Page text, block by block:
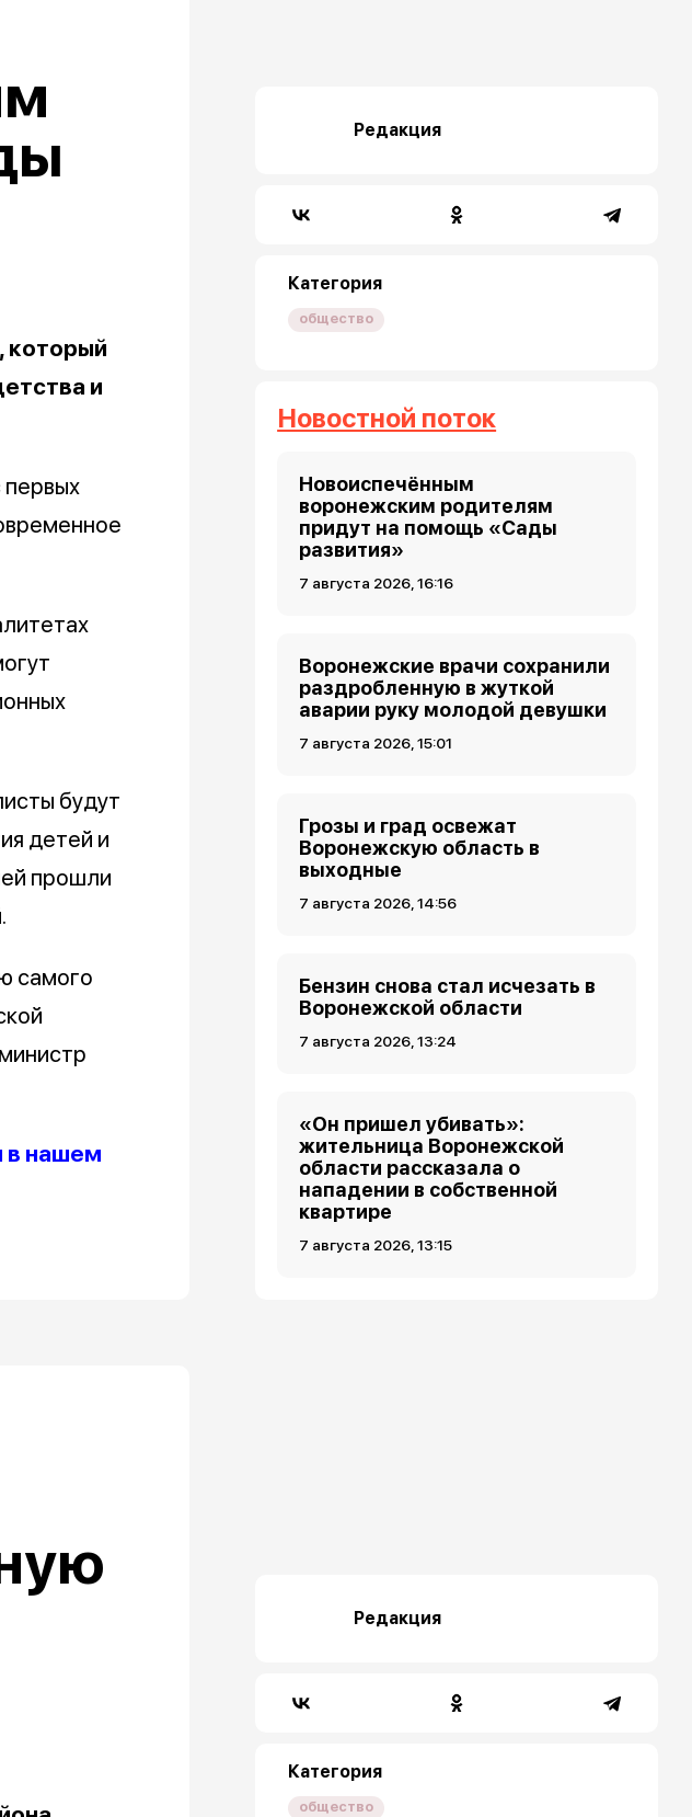
который
и
будут
детей и
прошли
самого
в нашем
Редакция
Категория
общество
Новостной поток
Новоиспечённым
воронежским родителям
придут на помощь «Сады
развития»
7 августа 2026, 16:16
Воронежские врачи сохранили
раздробленную в жуткой
аварии руку молодой девушки
7 августа 2026, 15:01
Грозы и град освежат
Воронежскую область в
выходные
7 августа 2026, 14:56
Бензин снова стал исчезать в
Воронежской области
7 августа 2026, 13:24
«Он пришел убивать»:
жительница Воронежской
области рассказала о
нападении в собственной
квартире
7 августа 2026, 13:15
Редакция
Категория
общество